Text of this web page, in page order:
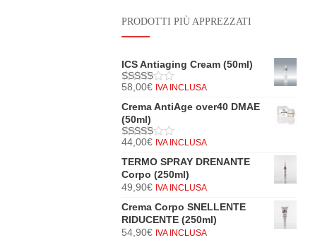
PRODOTTI PIÙ APPREZZATI
ICS Antiaging Cream (50ml)
5di 5
58,00€ IVA INCLUSA
Crema AntiAge over40 DMAE
(50ml)
5di 5
44,00€ IVA INCLUSA
TERMO SPRAY DRENANTE
Corpo (250ml)
49,90€ IVA INCLUSA
Crema Corpo SNELLENTE
RIDUCENTE (250ml)
54,90€ IVA INCLUSA